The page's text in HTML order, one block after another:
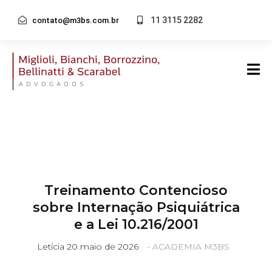
contato@m3bs.com.br 11 3115 2282
Treinamento Contencioso
sobre Internação Psiquiátrica
e a Lei 10.216/2001
Letícia 20 maio de 2026 - ACADEMIA M3BS